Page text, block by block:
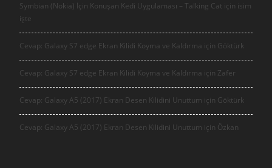
Symbian (Nokia) İçin Konuşan Kedi Uygulaması – Talking Cat için isim
işte
Cevap: Galaxy S7 edge Ekran Kilidi Koyma ve Kaldırma için Göktürk
Cevap: Galaxy S7 edge Ekran Kilidi Koyma ve Kaldırma için Zafer
Cevap: Galaxy A5 (2017) Ekran Desen Kilidini Unuttum için Göktürk
Cevap: Galaxy A5 (2017) Ekran Desen Kilidini Unuttum için Özkan